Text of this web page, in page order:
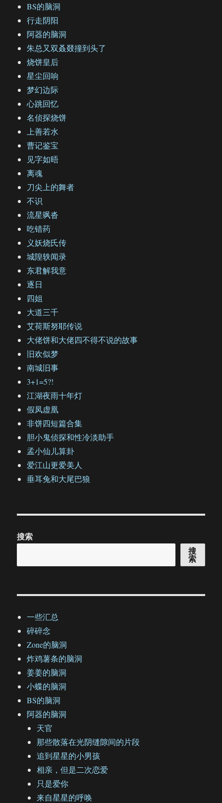
BS的脑洞
行走阴阳
阿器的脑洞
朱总又双叒叕撞到头了
烧饼皇后
星尘回响
梦幻边际
心跳回忆
名侦探烧饼
上善若水
曹记鉴宝
见字如晤
离魂
刀尖上的舞者
不识
流星飒沓
吃错药
义妖烧氏传
城隍轶闻录
东君解我意
逐日
四姐
大道三千
艾荷斯努耶传说
大佬饼和大佬四不得不说的故事
旧欢似梦
南城旧事
3+1=5?!
江湖夜雨十年灯
假凤虚凰
非饼四短篇合集
胆小鬼侦探和性冷淡助手
孟小仙儿算卦
爱江山更爱美人
垂耳兔和大尾巴狼
搜索
搜
索
一些汇总
碎碎念
Zone的脑洞
炸鸡薯条的脑洞
姜姜的脑洞
小蝶的脑洞
BS的脑洞
阿器的脑洞
天官
那些散落在光阴缝隙间的片段
追到星星的小男孩
相亲，但是二次恋爱
只是爱你
来自星星的呼唤